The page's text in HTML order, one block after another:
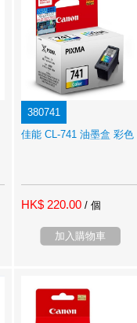
380741
佳能 CL-741 油墨盒 彩色
HK$ 220.00 / 個
加入購物車